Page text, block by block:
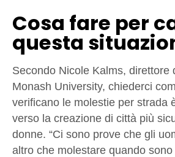
Cosa fare per
questa
Secondo Nicole Kalms, direttore
Monash University, chiederci
verificano le molestie per strada
verso la creazione di città più
donne. “Ci sono prove che gli
altro che molestare quando